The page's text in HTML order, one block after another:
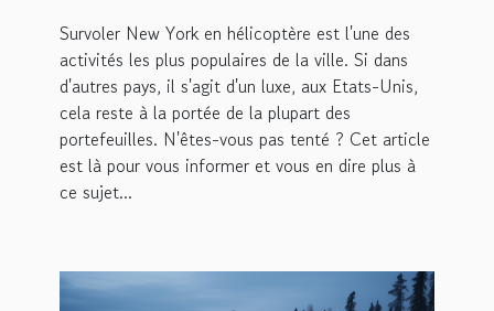
Survoler New York en hélicoptère est l'une des
activités les plus populaires de la ville. Si dans
d'autres pays, il s'agit d'un luxe, aux Etats-Unis,
cela reste à la portée de la plupart des
portefeuilles. N'êtes-vous pas tenté ? Cet article
est là pour vous informer et vous en dire plus à
ce sujet...